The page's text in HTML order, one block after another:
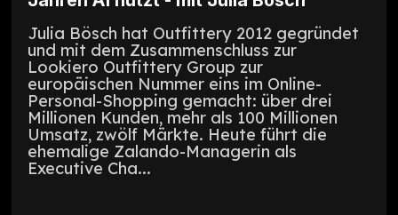
Julia Bösch hat Outfittery 2012 gegründet
und mit dem Zusammenschluss zur
Lookiero Outfittery Group zur
europäischen Nummer eins im Online-
Personal-Shopping gemacht: über drei
Millionen Kunden, mehr als 100 Millionen
Umsatz, zwölf Märkte. Heute führt die
ehemalige Zalando-Managerin als
Executive Cha...